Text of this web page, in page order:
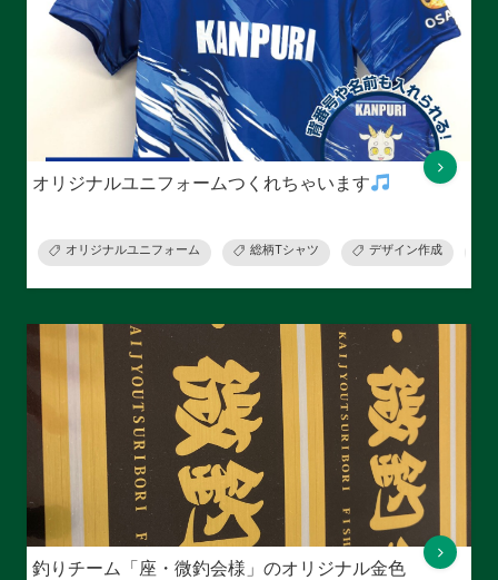
オリジナルユニフォームつくれちゃいます
オリジナルユニフォーム 総柄Tシャツ デザイン作成
釣りチーム「座・微釣会様」のオリジナル金色